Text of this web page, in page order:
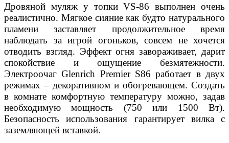
Дровяной муляж у топки VS-86 выполнен очень
реалистично. Мягкое сияние как будто натурального
пламени заставляет продолжительное время
наблюдать за игрой огоньков, совсем не хочется
отводить взгляд. Эффект огня завораживает, дарит
спокойствие и ощущение безмятежности.
Электроочаг Glenrich Premier S86 работает в двух
режимах – декоративном и обогревающем. Создать
в комнате комфортную температуру можно, задав
необходимую мощность (750 или 1500 Вт).
Безопасность использования гарантирует вилка с
заземляющей вставкой.